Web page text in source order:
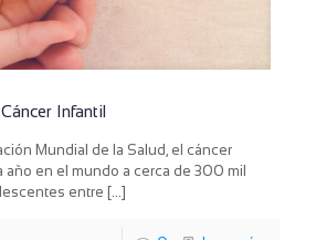
Infantil
Mundial de la Salud, el cáncer
año en el mundo a cerca de 300 mil
entre […]